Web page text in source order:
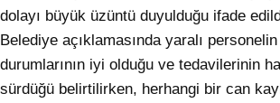
dolayı büyük üzüntü duyulduğu ifade
Belediye açıklamasında yaralı personelin
durumlarının iyi olduğu ve tedavilerinin
sürdüğü belirtilirken, herhangi bir can